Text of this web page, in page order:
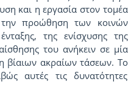
και η εργασία στον τομέα
την προώθηση των κοινών
της ενίσχυσης της
του ανήκειν σε μία
βίαιων ακραίων τάσεων. Το
αυτές τις δυνατότητες